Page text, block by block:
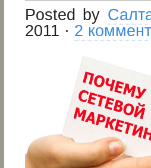
Posted by
2011 · 2